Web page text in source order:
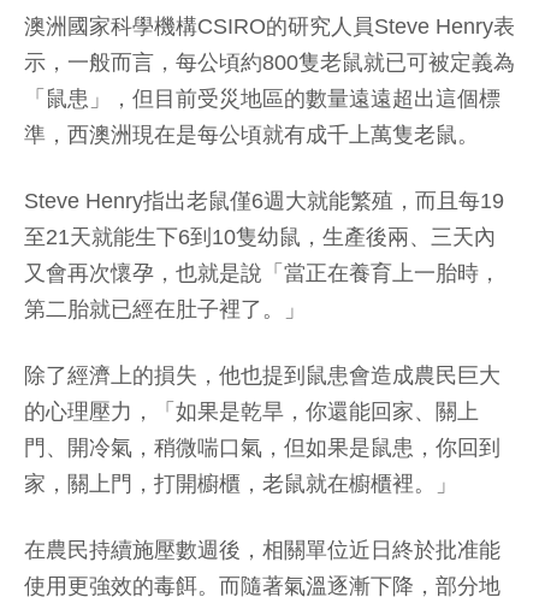
澳洲國家科學機構CSIRO的研究人員Steve Henry表
示，一般而言，每公頃約800隻老鼠就已可被定義為
「鼠患」，但目前受災地區的數量遠遠超出這個標
準，西澳洲現在是每公頃就有成千上萬隻老鼠。
Steve Henry指出老鼠僅6週大就能繁殖，而且每19
至21天就能生下6到10隻幼鼠，生產後兩、三天內
又會再次懷孕，也就是說「當正在養育上一胎時，
第二胎就已經在肚子裡了。」
除了經濟上的損失，他也提到鼠患會造成農民巨大
的心理壓力，「如果是乾旱，你還能回家、關上
門、開冷氣，稍微喘口氣，但如果是鼠患，你回到
家，關上門，打開櫥櫃，老鼠就在櫥櫃裡。」
在農民持續施壓數週後，相關單位近日終於批准能
使用更強效的毒餌。而隨著氣溫逐漸下降，部分地